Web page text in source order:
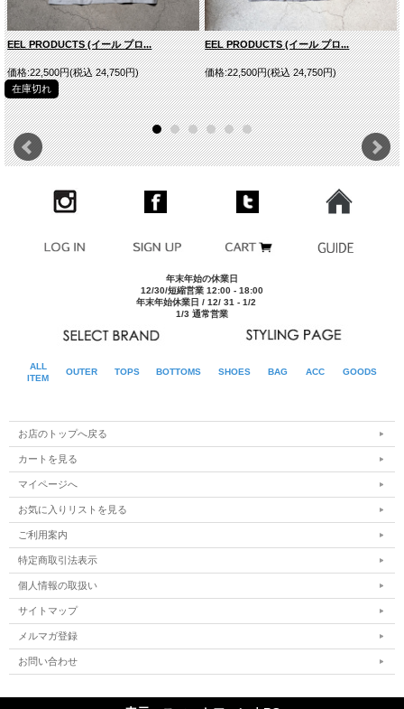
DARK NAVY
■商品スペック
生産国
JAPAN
素材
COTTON 100%
型番
SH05233
その他
※サイズ表は平均値です。商品には個体差がありますため1
■実寸平均値（ユニセックス仕様）
59cm
49cm 61cm
EEL PRODUCTS (イール プロ...
価格:22,500円(税込 24,750円)
在庫切れ
EEL PRODUCTS (イール プロ...
価格:22,500円(税込 24,750円)
年末年始の休業日
12/30/短縮営業 12:00 - 18:00
年末年始休業日 / 12/ 31 - 1/2
1/3 通常営業
ALL
ITEM
OUTER TOPS BOTTOMS SHOES BAG ACC GOODS
お店のトップへ戻る
カートを見る
マイページへ
お気に入りリストを見る
ご利用案内
特定商取引法表示
個人情報の取扱い
サイトマップ
メルマガ登録
お問い合わせ